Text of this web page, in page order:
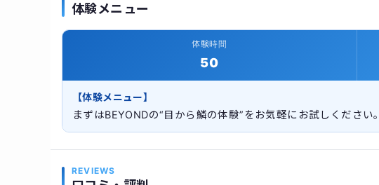
体験メニュー
体験時間
50
【体験メニュー】
まずはBEYONDの“目から鱗の体験”をお気軽にお試しください。
REVIEWS